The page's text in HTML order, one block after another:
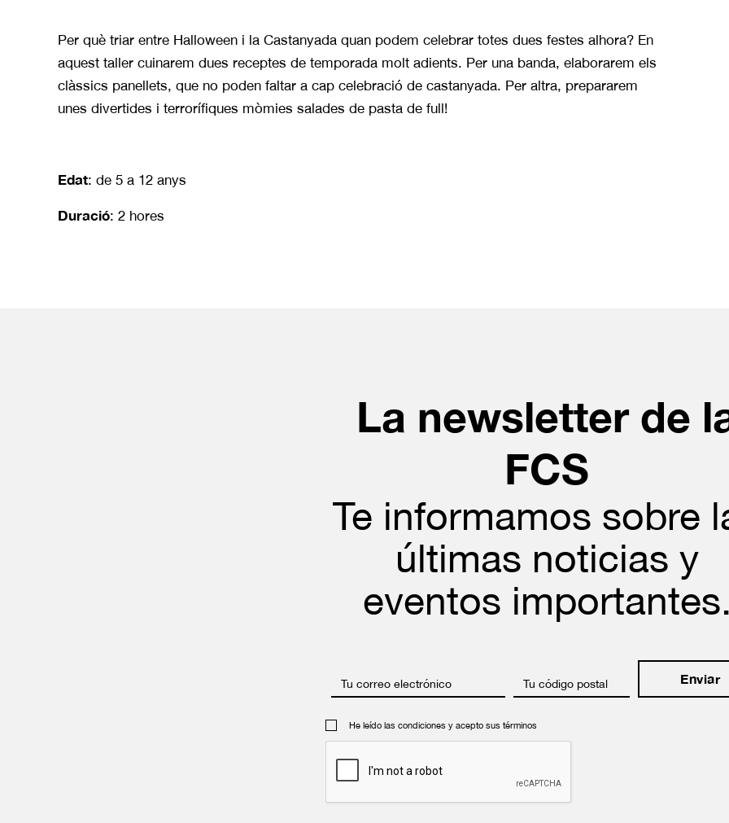
Per què triar entre Halloween i la Castanyada quan podem celebrar totes dues festes alhora? En
aquest taller cuinarem dues receptes de temporada molt adients. Per una banda, elaborarem els
clàssics panellets, que no poden faltar a cap celebració de castanyada. Per altra, prepararem
unes divertides i terrorífiques mòmies salades de pasta de full!
Edat: de 5 a 12 anys
Duració: 2 hores
La newsletter de
FCS
Te informamos sobre
últimas noticias y
eventos
Tu correo electrónico Tu código postal
He leído las condiciones y acepto sus términos